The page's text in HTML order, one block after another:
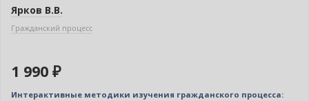
Ярков В.В.
Гражданский процесс
1 990 ₽
Интерактивные методики изучения гражданского процесса: